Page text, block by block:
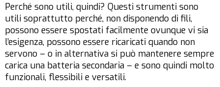
Perché sono utili, quindi? Questi strumenti sono
utili soprattutto perché, non disponendo di fili,
possono essere spostati facilmente ovunque vi sia
l’esigenza, possono essere ricaricati quando non
servono – o in alternativa si può mantenere sempre
carica una batteria secondaria – e sono quindi molto
funzionali, flessibili e versatili.